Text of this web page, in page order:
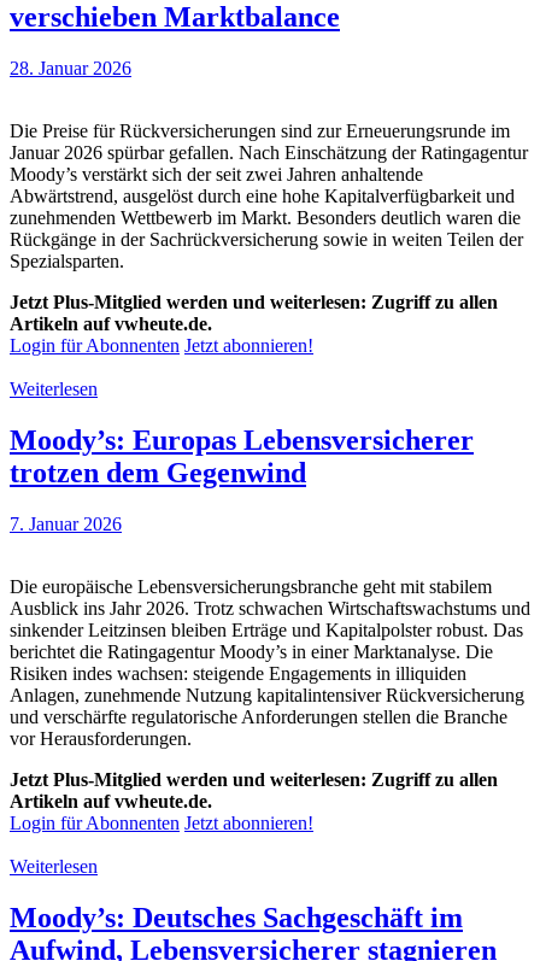
verschieben Marktbalance
28. Januar 2026
Die Preise für Rückversicherungen sind zur Erneuerungsrunde im
Januar 2026 spürbar gefallen. Nach Einschätzung der Ratingagentur
Moody’s verstärkt sich der seit zwei Jahren anhaltende
Abwärtstrend, ausgelöst durch eine hohe Kapitalverfügbarkeit und
zunehmenden Wettbewerb im Markt. Besonders deutlich waren die
Rückgänge in der Sachrückversicherung sowie in weiten Teilen der
Spezialsparten.
Jetzt Plus-Mitglied werden und weiterlesen: Zugriff zu allen
Artikeln auf vwheute.de.
Login für Abonnenten Jetzt abonnieren!
Weiterlesen
Moody’s: Europas Lebensversicherer
trotzen dem Gegenwind
7. Januar 2026
Die europäische Lebensversicherungsbranche geht mit stabilem
Ausblick ins Jahr 2026. Trotz schwachen Wirtschaftswachstums und
sinkender Leitzinsen bleiben Erträge und Kapitalpolster robust. Das
berichtet die Ratingagentur Moody’s in einer Marktanalyse. Die
Risiken indes wachsen: steigende Engagements in illiquiden
Anlagen, zunehmende Nutzung kapitalintensiver Rückversicherung
und verschärfte regulatorische Anforderungen stellen die Branche
vor Herausforderungen.
Jetzt Plus-Mitglied werden und weiterlesen: Zugriff zu allen
Artikeln auf vwheute.de.
Login für Abonnenten Jetzt abonnieren!
Weiterlesen
Moody’s: Deutsches Sachgeschäft im
Aufwind, Lebensversicherer stagnieren